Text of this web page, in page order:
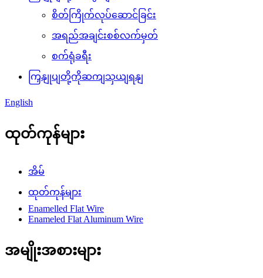
စိတ်ကြိုက်လုပ်ဆောင်ခြင်း
အရည်အချင်းစစ်လက်မှတ်
စက်ရုံခရီး
ကြှနျုပျတို့ကိုဆကျသှယျရနျ
English
ထုတ်ကုန်များ
အိမ်
ထုတ်ကုန်များ
Enamelled Flat Wire
Enameled Flat Aluminum Wire
အမျိုးအစားများ